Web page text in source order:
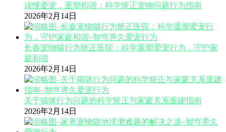
读懂爱宠，重塑和谐：科学矫正宠物问题行为指南
2026年2月14日
长春宠物猫行为矫正医院：科学重塑爱宠行为，守护家
庭和谐
2026年2月14日
关于猫咪行为问题的科学矫正与家庭关系重建指南
2026年2月14日